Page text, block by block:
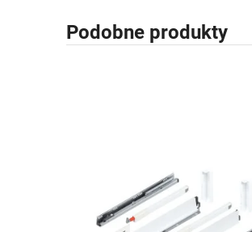
Podobne produkty